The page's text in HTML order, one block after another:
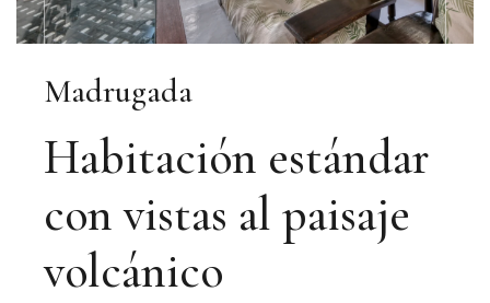
Madrugada
Habitación estándar
con vistas al paisaje
volcánico